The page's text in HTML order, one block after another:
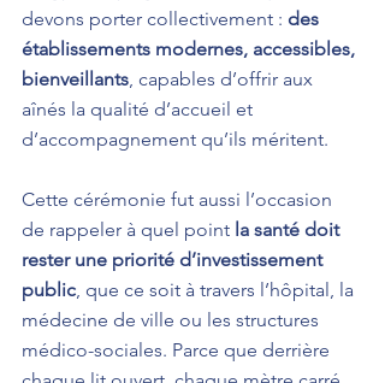
devons porter collectivement : des
établissements modernes, accessibles,
bienveillants, capables d’offrir aux
aînés la qualité d’accueil et
d’accompagnement qu’ils méritent.
Cette cérémonie fut aussi l’occasion
de rappeler à quel point la santé doit
rester une priorité d’investissement
public, que ce soit à travers l’hôpital, la
médecine de ville ou les structures
médico-sociales. Parce que derrière